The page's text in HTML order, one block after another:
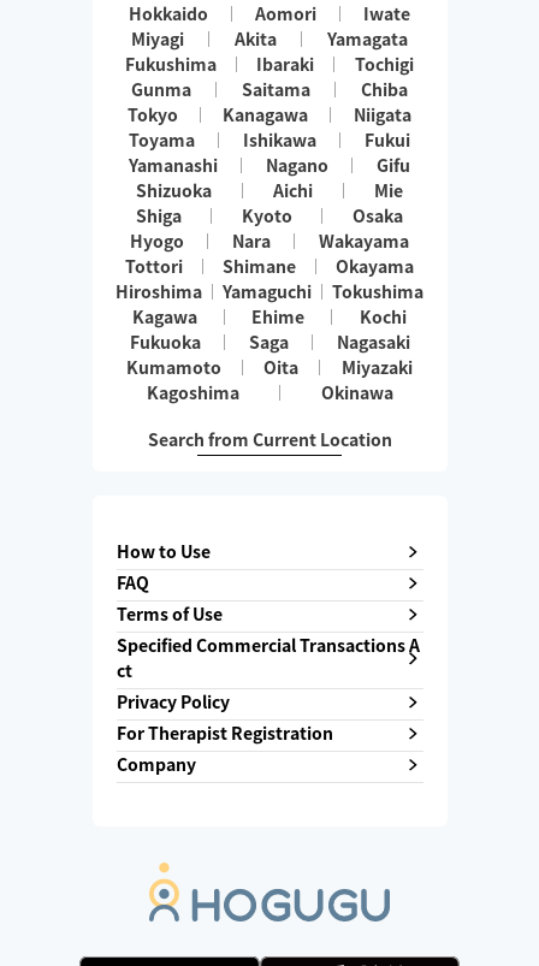
Hokkaido Aomori
Iwate
Miyagi
Akita
Yamagata
Fukushima
Ibaraki
Tochigi
Gunma
Saitama
Chiba
Tokyo
Kanagawa
Niigata
Toyama
Ishikawa
Fukui
Yamanashi
Nagano
Gifu
Shizuoka
Aichi
Mie
Shiga
Kyoto
Osaka
Hyogo
Nara
Wakayama
Tottori
Shimane
Okayama
Hiroshima
Yamaguchi
Tokushima
Kagawa
Ehime
Kochi
Fukuoka
Saga
Nagasaki
Kumamoto
Oita
Miyazaki
Kagoshima
Okinawa
Search from Current Location
How to Use
FAQ
Terms of Use
Specified Commercial Transactions A
ct
Privacy Policy
For Therapist Registration
Company